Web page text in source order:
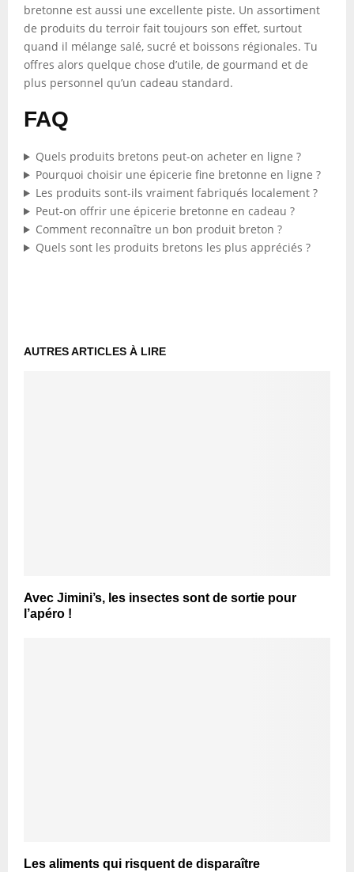
bretonne est aussi une excellente piste. Un assortiment
de produits du terroir fait toujours son effet, surtout
quand il mélange salé, sucré et boissons régionales. Tu
offres alors quelque chose d’utile, de gourmand et de
plus personnel qu’un cadeau standard.
FAQ
Quels produits bretons peut-on acheter en ligne ?
Pourquoi choisir une épicerie fine bretonne en ligne ?
Les produits sont-ils vraiment fabriqués localement ?
Peut-on offrir une épicerie bretonne en cadeau ?
Comment reconnaître un bon produit breton ?
Quels sont les produits bretons les plus appréciés ?
AUTRES ARTICLES À LIRE
Avec Jimini’s, les insectes sont de sortie pour
l’apéro !
Les aliments qui risquent de disparaître